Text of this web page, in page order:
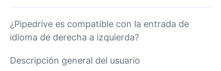
¿Pipedrive es compatible con la entrada de
idioma de derecha a izquierda?
Descripción general del usuario